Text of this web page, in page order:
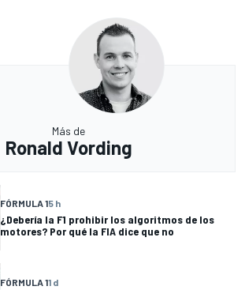
Más de
Ronald Vording
FÓRMULA 15 h
¿Debería la F1 prohibir los algoritmos de los
motores? Por qué la FIA dice que no
FÓRMULA 11 d